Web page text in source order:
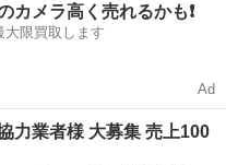
カメラ高く売れるかも❗️
大限買取します
Ad
力業者様 大募集 売上100